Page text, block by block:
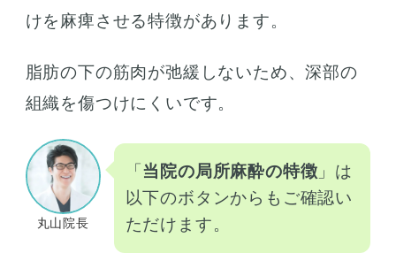
けを麻痺させる特徴があります。
脂肪の下の筋肉が弛緩しないため、深部の
組織を傷つけにくいです。
丸山院長
「当院の局所麻酔の特徴 」は
以下のボタンからもご確認い
ただけます。